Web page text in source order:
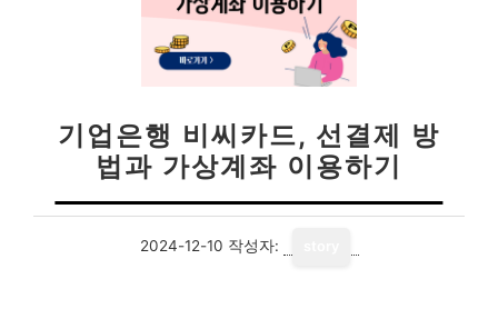
기업은행 비씨카드, 선결제 방
법과 가상계좌 이용하기
2024-12-10 작성자: